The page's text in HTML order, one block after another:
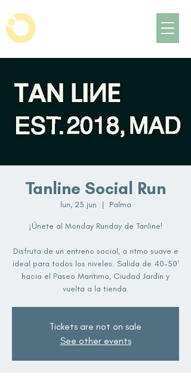
Tanline Social Run
lun, 23 jun
  |
Palma
¡Únete al Monday Runday de Tanline!
Disfruta de un entreno social, a ritmo suave e
ideal para todos los niveles. Salida de 40-50'
hacia el Paseo Marítimo, Ciudad Jardín y
vuelta a la tienda.
Tickets are not on sale
See other events